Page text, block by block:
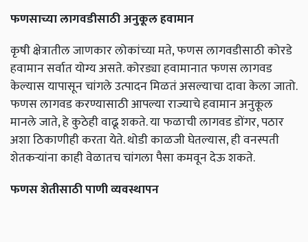
फणसाच्या लागवडीसाठी अनुकूल हवामान
कृषी क्षेत्रातील जाणकार लोकांच्या मते, फणस लागवडीसाठी कोरडे
हवामान सर्वात योग्य असते. कोरड्या हवामानात फणस लागवड
केल्यास यापासून चांगले उत्पादन मिळतं असल्याचा दावा केला जातो.
फणस लागवड करण्यासाठी आपल्या राज्याचे हवामान अनुकूल
मानले जाते, हे कुठेही वाढू शकते. या फळाची लागवड डोंगर, पठार
अशा ठिकाणीही करता येते. थोडी काळजी घेतल्यास, ही वनस्पती
शेतकऱ्यांना काही वेळातच चांगला पैसा कमवून देऊ शकते.
फणस शेतीसाठी पाणी व्यवस्थापन